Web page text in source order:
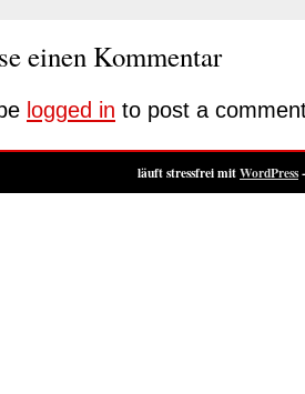
einen Kommentar
logged in to post a
läuft stressfrei mitWordPress